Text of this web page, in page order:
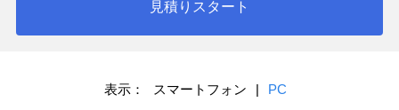
見積りスタート
表示： スマートフォン | PC